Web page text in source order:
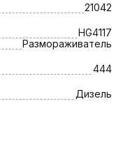
21042
HG4117
Размораживатель
444
Дизель